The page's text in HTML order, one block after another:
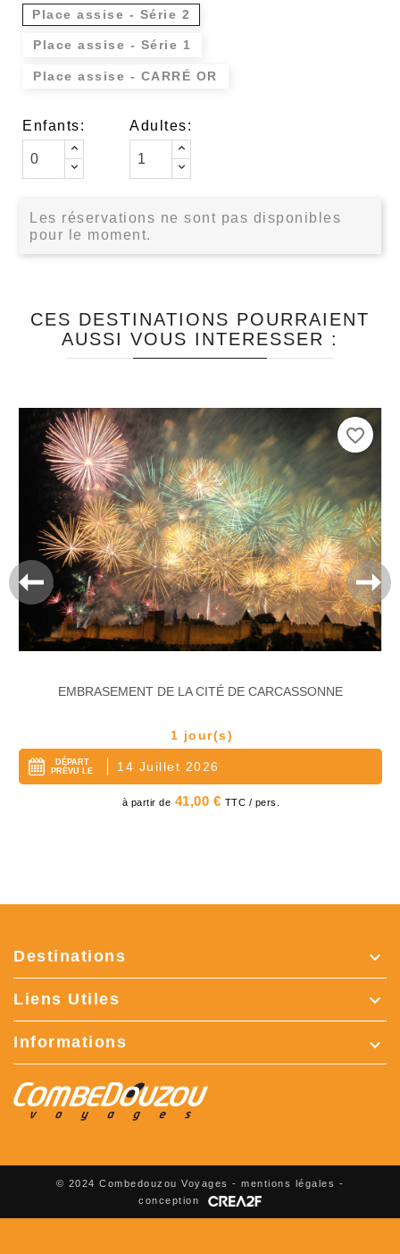
Place assise - Série 2
Place assise - Série 1
Place assise - CARRÉ OR
Enfants: Adultes:
Les réservations ne sont pas disponibles
pour le moment.
CES DESTINATIONS POURRAIENT
AUSSI VOUS INTERESSER :
EMBRASEMENT DE LA CITÉ DE CARCASSONNE
1 jour(s)
DÉPART
PRÉVU LE
14 Juillet 2026
Prix
à partir de 41,00 € TTC / pers.
favorite_border
Destinations 
Liens Utiles 
Informations keyboard_arrow_down
© 2024 Combedouzou Voyages -mentions légales -
conception